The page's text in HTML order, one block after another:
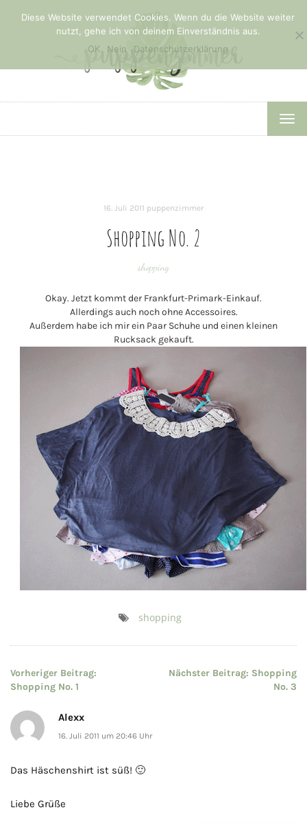
16. Juli 2011 puppenzimmer
Shopping No. 2
shopping
Okay. Jetzt kommt der Frankfurt-Primark-Einkauf.
Allerdings auch noch ohne Accessoires.
Außerdem habe ich mir ein Paar Schuhe und einen kleinen
Rucksack gekauft.
shopping
Beitragsnavigation
Vorheriger Beitrag:
Shopping No. 1
Nächster Beitrag: Shopping
No. 3
Alexx
16. Juli 2011 um 20:46 Uhr
Das Häschenshirt ist süß! 🙂
Liebe Grüße
Diese Website verwendet Cookies. Wenn du die Website weiter
nutzt, gehe ich von deinem Einverständnis aus.
OK
Nein Datenschutzerklärung